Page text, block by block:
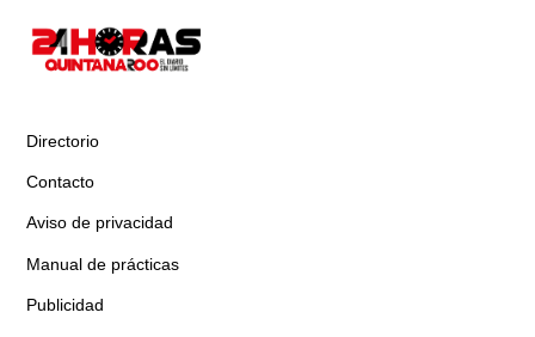
Directorio
Contacto
Aviso de privacidad
Manual de prácticas
Publicidad